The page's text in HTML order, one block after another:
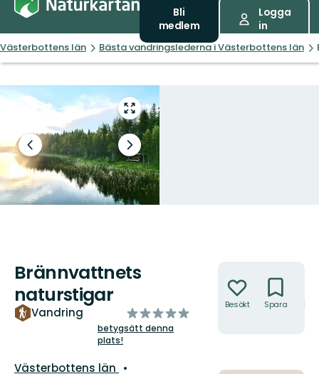
Bli
medlem
Logga
in
Västerbottens län Bästa vandringslederna i Västerbottens län
Gå
till
helskärmsläge
Föregående
bild
Nästa
bildspel
Brännvattnets
naturstigar
Vandring
av
5
betygsätt denna
plats!
Län:
Västerbottens län
Besökt Spara